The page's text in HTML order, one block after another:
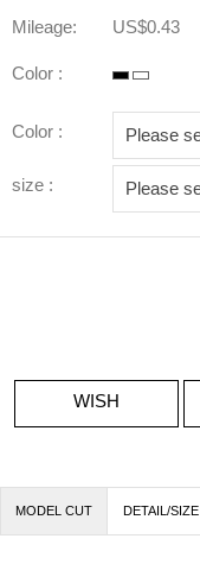
Mileage: US$0.43
Color :
Color :
size :
WISH
MODEL CUT DETAIL/SIZE